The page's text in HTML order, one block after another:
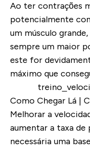
Ao ter contrações
potencialmente
um músculo
sempre um maior
este for
máximo que
Como Chegar Lá |
Melhorar a
aumentar a taxa de
necessária uma